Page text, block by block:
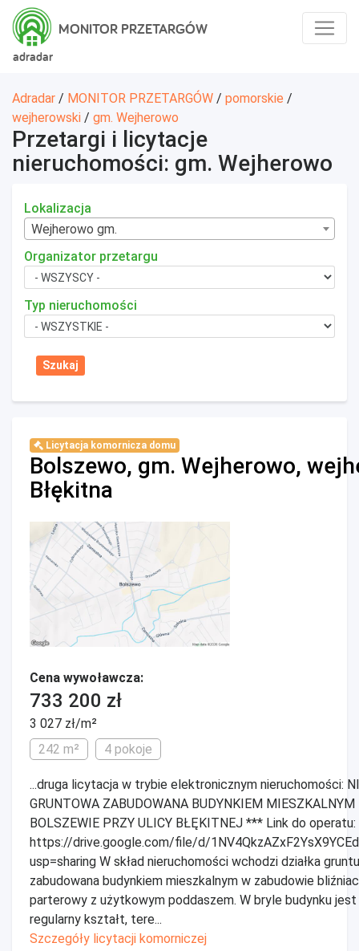
adradar
MONITOR PRZETARGÓW
Adradar / MONITOR PRZETARGÓW / pomorskie /
wejherowski / gm. Wejherowo
Przetargi i licytacje
nieruchomości: gm. Wejherowo
Lokalizacja
Wejherowo gm.
Organizator przetargu
Typ nieruchomości
Licytacja komornicza domu
Bolszewo, gm. Wejherowo,
Błękitna
Cena wywoławcza:
733 200 zł
3 027 zł/m²
242 m²
4 pokoje
...druga licytacja w trybie elektronicznym nieruchomości:
GRUNTOWA ZABUDOWANA BUDYNKIEM
BOLSZEWIE PRZY ULICY BŁĘKITNEJ *** Link do operatu:
https://drive.google.com/file/d/
usp=sharing W skład nieruchomości wchodzi działka
zabudowana budynkiem mieszkalnym w zabudowie
parterowy z użytkowym poddaszem. W bryle budynku jest
regularny kształt, tere...
Szczegóły licytacji komorniczej